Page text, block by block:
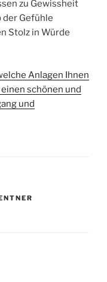
zu Gewissheit
der Gefühle
Stolz in Würde
Anlagen Ihnen
schönen und
und